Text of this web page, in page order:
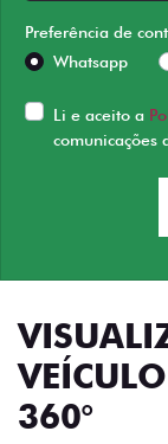
Preferência de
Whatsapp
Li e aceito a
comunicações
360°